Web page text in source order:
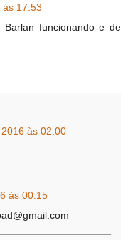
às 17:53
funcionando e de
às 02:00
às 00:15